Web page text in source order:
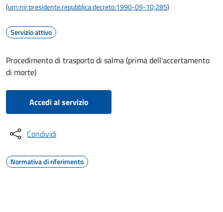
(urn:nir:presidente.repubblica:decreto:1990-09-10;285)
Servizio attivo
Procedimento di trasporto di salma (prima dell'accertamento
di morte)
Accedi al servizio
Condividi
Normativa di riferimento